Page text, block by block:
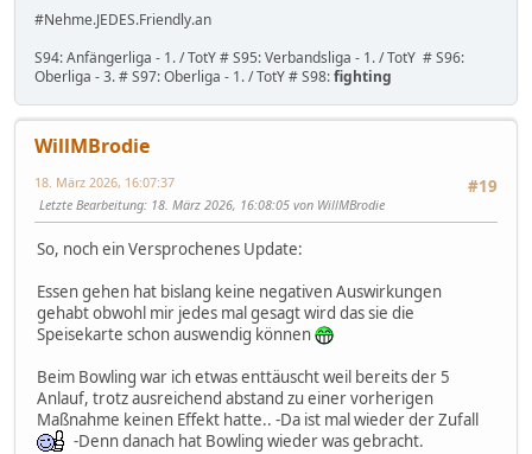
#Nehme.JEDES.Friendly.an
S94: Anfängerliga - 1. / TotY # S95: Verbandsliga - 1. / TotY # S96:
Oberliga - 3. # S97: Oberliga - 1. / TotY # S98:fighting
WillMBrodie
#19
18. März 2026, 16:07:37
Letzte Bearbeitung: 18. März 2026, 16:08:05 von WillMBrodie
So, noch ein Versprochenes Update:
Essen gehen hat bislang keine negativen Auswirkungen
gehabt obwohl mir jedes mal gesagt wird das sie die
Speisekarte schon auswendig können
Beim Bowling war ich etwas enttäuscht weil bereits der 5
Anlauf, trotz ausreichend abstand zu einer vorherigen
Maßnahme keinen Effekt hatte.. -Da ist mal wieder der Zufall
-Denn danach hat Bowling wieder was gebracht.